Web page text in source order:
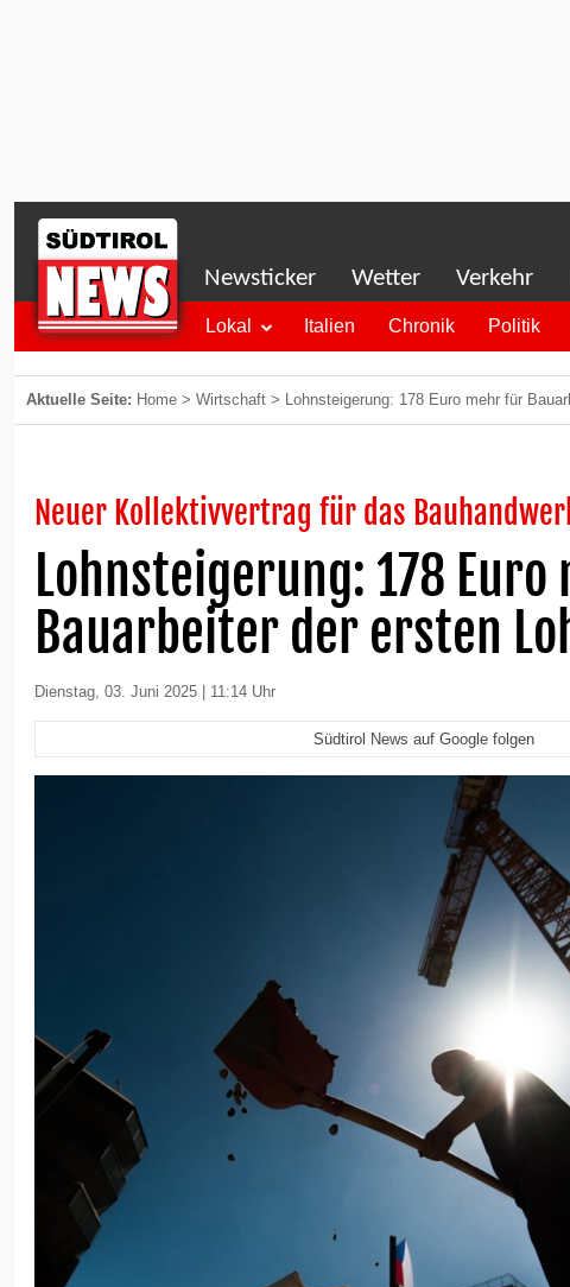
Newsticker Wetter Verkehr
Lokal Italien Chronik Politik
Aktuelle Seite: Home > Wirtschaft > Lohnsteigerung: 178 Euro mehr für
Neuer Kollektivvertrag für das
Lohnsteigerung: 178
Bauarbeiter der ersten
Dienstag, 03. Juni 2025 | 11:14 Uhr
Südtirol News auf Google folgen